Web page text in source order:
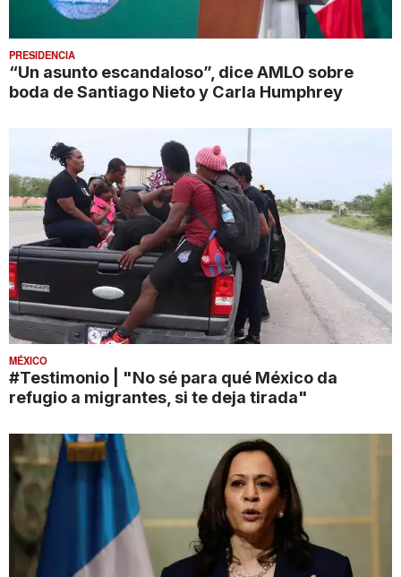
PRESIDENCIA
“Un asunto escandaloso”, dice AMLO sobre
boda de Santiago Nieto y Carla Humphrey
MÉXICO
#Testimonio | "No sé para qué México da
refugio a migrantes, si te deja tirada"